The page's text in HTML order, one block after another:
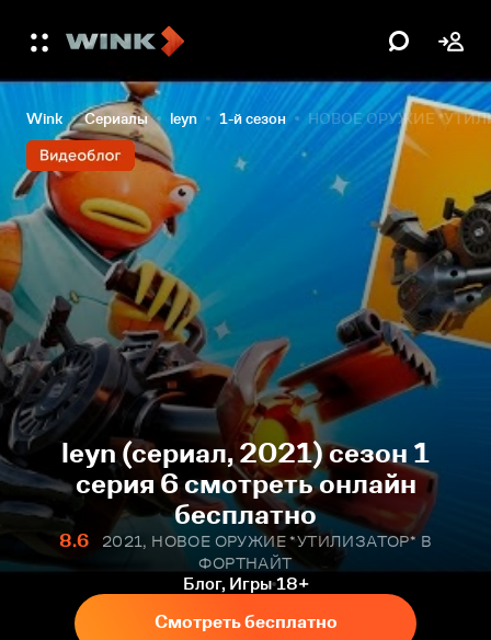
Wink Сериалы leyn 1-й сезон НОВОЕ ОРУЖИЕ
leyn (сериал, 2021) сезон 1
серия 6 смотреть онлайн
бесплатно
8.6
2021, НОВОЕ ОРУЖИЕ *УТИЛИЗАТОР* В
ФОРТНАЙТ
Блог, Игры 18+
Смотреть бесплатно